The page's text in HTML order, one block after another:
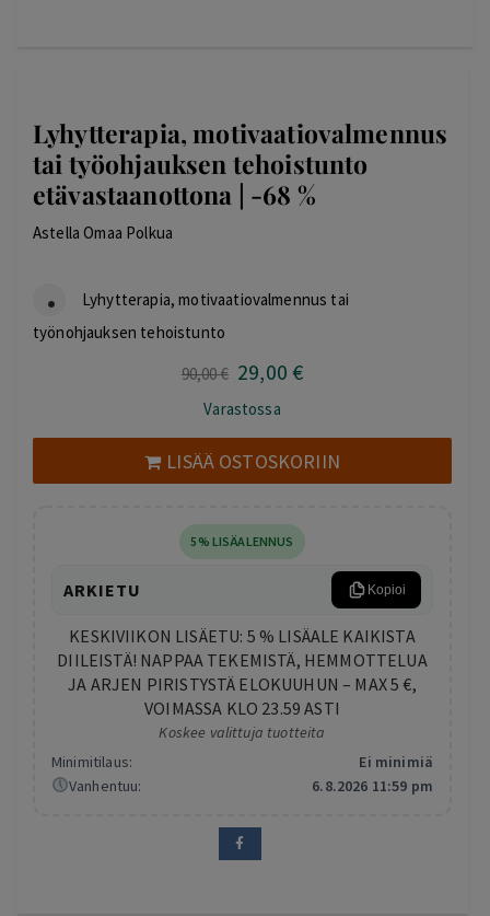
Lyhytterapia, motivaatiovalmennus
tai työohjauksen tehoistunto
etävastaanottona | -68 %
Astella Omaa Polkua
Lyhytterapia, motivaatiovalmennus tai
työnohjauksen tehoistunto
90,00€ Alkuperäinen
oli:
90,00 €.
29,00 €Nykyinen
29,00 €.
Varastossa
LISÄÄ OSTOSKORIIN
5% LISÄALENNUS
ARKIETU Kopioi
KESKIVIIKON LISÄETU: 5 % LISÄALE KAIKISTA
DIILEISTÄ! NAPPAA TEKEMISTÄ, HEMMOTTELUA
JA ARJEN PIRISTYSTÄ ELOKUUHUN – MAX 5 €,
VOIMASSA KLO 23.59 ASTI
Koskee valittuja tuotteita
Minimitilaus:
Ei minimiä
Vanhentuu:
6.8.2026 11:59 pm